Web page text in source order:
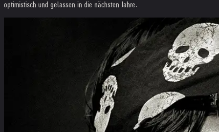
optimistisch und gelassen in die nächsten Jahre.